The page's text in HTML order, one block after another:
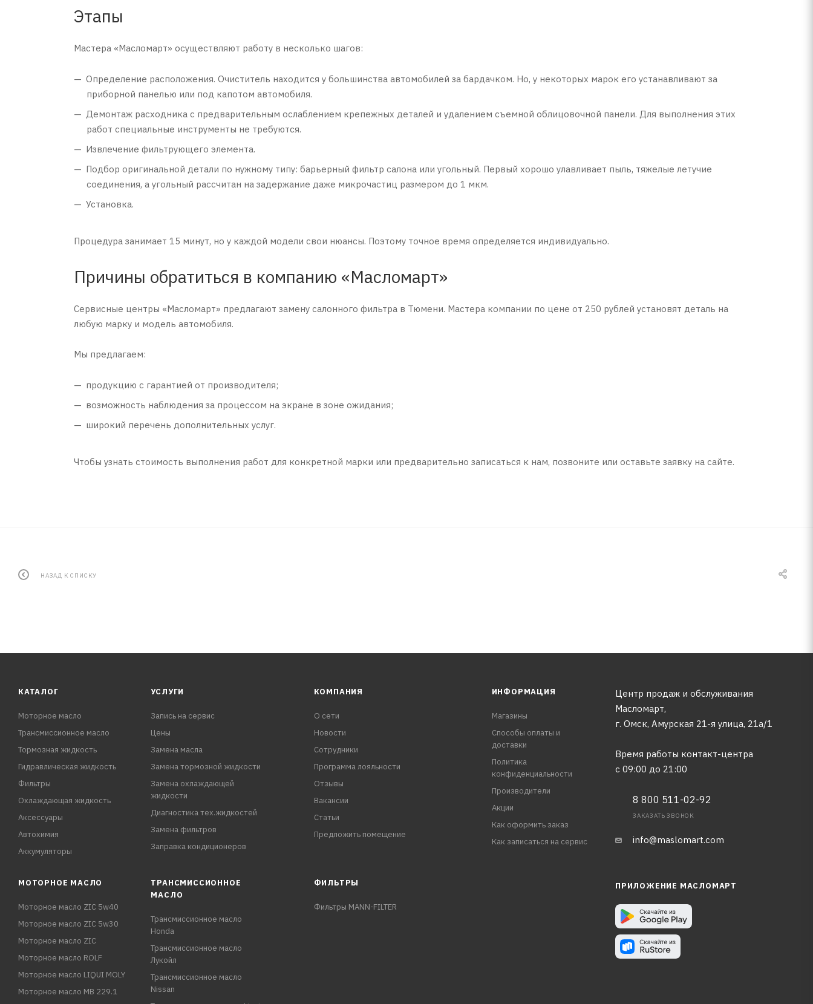
Этапы
Мастера «Масломарт» осуществляют работу в несколько шагов:
Определение расположения. Очиститель находится у большинства автомобилей за бардачком. Но, у некоторых марок его устанавливают за
приборной панелью или под капотом автомобиля.
Демонтаж расходника с предварительным ослаблением крепежных деталей и удалением съемной облицовочной панели. Для выполнения этих
работ специальные инструменты не требуются.
Извлечение фильтрующего элемента.
Подбор оригинальной детали по нужному типу: барьерный фильтр салона или угольный. Первый хорошо улавливает пыль, тяжелые летучие
соединения, а угольный рассчитан на задержание даже микрочастиц размером до 1 мкм.
Установка.
Процедура занимает 15 минут, но у каждой модели свои нюансы. Поэтому точное время определяется индивидуально.
Причины обратиться в компанию «Масломарт»
Сервисные центры «Масломарт» предлагают замену салонного фильтра в Тюмени. Мастера компании по цене от 250 рублей установят деталь на
любую марку и модель автомобиля.
Мы предлагаем:
продукцию с гарантией от производителя;
возможность наблюдения за процессом на экране в зоне ожидания;
широкий перечень дополнительных услуг.
Чтобы узнать стоимость выполнения работ для конкретной марки или предварительно записаться к нам, позвоните или оставьте заявку на сайте.
НАЗАД К СПИСКУ
КАТАЛОГ
Моторное масло
Трансмиссионное масло
Тормозная жидкость
Гидравлическая жидкость
Фильтры
Охлаждающая жидкость
Аксессуары
Автохимия
Аккумуляторы
УСЛУГИ
Запись на сервис
Цены
Замена масла
Замена тормозной жидкости
Замена охлаждающей
жидкости
Диагностика тех.жидкостей
Замена фильтров
Заправка кондиционеров
КОМПАНИЯ
О сети
Новости
Сотрудники
Программа лояльности
Отзывы
Вакансии
Статьи
Предложить помещение
ИНФОРМАЦИЯ
Магазины
Способы оплаты и
доставки
Политика
конфиденциальности
Производители
Акции
Как оформить заказ
Как записаться на сервис
Центр продаж и обслуживания
Масломарт,
г. Омск, Амурская 21-я улица, 21а/1
Время работы контакт-центра
с 09:00 до 21:00
8 800 511-02-92
ЗАКАЗАТЬ ЗВОНОК
info@maslomart.com
МОТОРНОЕ МАСЛО
Моторное масло ZIC 5w40
Моторное масло ZIC 5w30
Моторное масло ZIC
Моторное масло ROLF
Моторное масло LIQUI MOLY
Моторное масло MB 229.1
ТРАНСМИССИОННОЕ
МАСЛО
Трансмиссионное масло
Honda
Трансмиссионное масло
Лукойл
Трансмиссионное масло
Nissan
ФИЛЬТРЫ
Фильтры MANN-FILTER
ПРИЛОЖЕНИЕ МАСЛОМАРТ